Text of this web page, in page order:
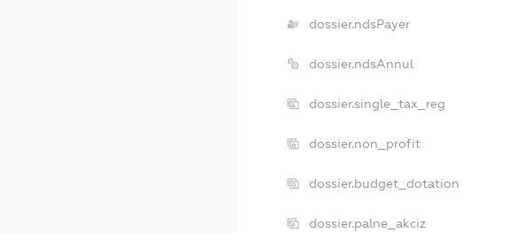
dossier.ndsPayer
dossier.ndsAnnul
dossier.single_tax_reg
dossier.non_profit
dossier.budget_dotation
dossier.palne_akciz